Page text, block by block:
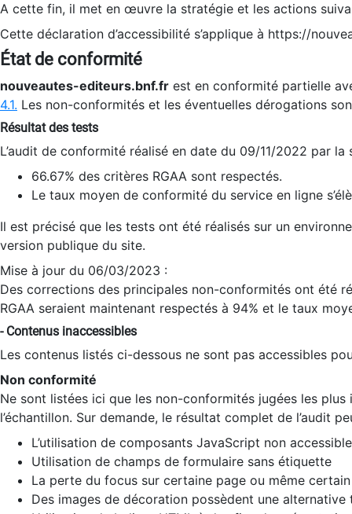
A cette fin, il met en œuvre la stratégie et les actions
Cette déclaration d’accessibilité s’applique à https://
État de conformité
nouveautes-editeurs.bnf.fr est en conformité partielle
4.1. Les non-conformités et les éventuelles dérogations
Résultat des tests
L’audit de conformité réalisé en date du 09/11/2022 par
66.67% des critères RGAA sont respectés.
Le taux moyen de conformité du service en ligne
Il est précisé que les tests ont été réalisés sur un
version publique du site.
Mise à jour du 06/03/2023 :
Des corrections des principales non-conformités ont été
RGAA seraient maintenant respectés à 94% et le taux
- Contenus inaccessibles
Les contenus listés ci-dessous ne sont pas accessibles
Non conformité
Ne sont listées ici que les non-conformités jugées les
l’échantillon. Sur demande, le résultat complet de l’audit
L’utilisation de composants JavaScript non
Utilisation de champs de formulaire sans étiquette
La perte du focus sur certaine page ou même
Des images de décoration possèdent une alternative